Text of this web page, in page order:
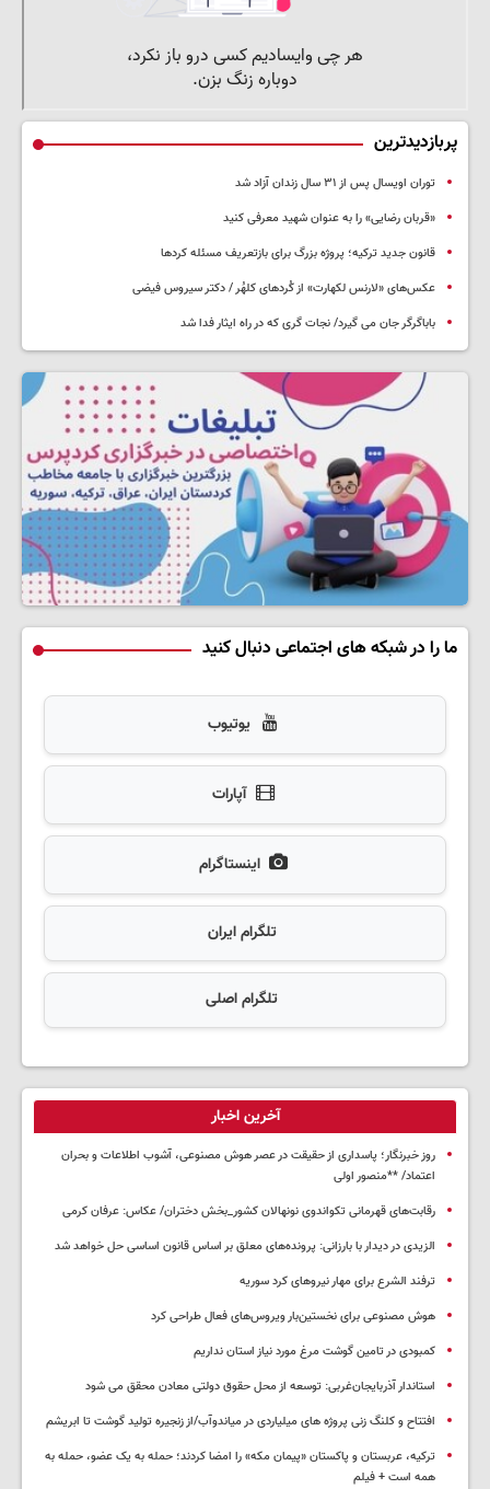
پربازدیدترین
توران اویسال پس از ۳۱ سال زندان آزاد شد
«قربان رضایی» را به عنوان شهید معرفی کنید
قانون جدید ترکیه؛ پروژه بزرگ‌ برای بازتعریف مسئله کردها
عکس‌های «لارنس لکهارت» از کُردهای کلهُر / دکتر سیروس فیضی
باباگرگر جان می گیرد/ نجات گری که در راه ایثار فدا شد
ما را در شبکه های اجتماعی دنبال کنید
یوتیوب
آپارات
اینستاگرام
تلگرام ایران
تلگرام اصلی
آخرین اخبار
روز خبرنگار؛ پاسداری از حقیقت در عصر هوش مصنوعی، آشوب اطلاعات و بحران
اعتماد/ **منصور اولی
رقابت‌های قهرمانی تکواندوی نونهالان کشور_بخش دختران/ عکاس: عرفان کرمی
الزیدی در دیدار با بارزانی: پرونده‌های معلق بر اساس قانون اساسی حل خواهد شد
ترفند الشرع برای مهار نیروهای کرد سوریه
هوش مصنوعی برای نخستین‌بار ویروس‌های فعال طراحی کرد
کمبودی در تامین گوشت مرغ مورد نیاز استان نداریم
استاندار آذربایجان‌غربی: توسعه از محل حقوق دولتی معادن محقق می شود
افتتاح و کلنگ زنی پروژه های میلیاردی در میاندوآب/از زنجیره تولید گوشت تا ابریشم
ترکیه، عربستان و پاکستان «پیمان مکه» را امضا کردند؛ حمله به یک عضو، حمله به
همه است + فیلم